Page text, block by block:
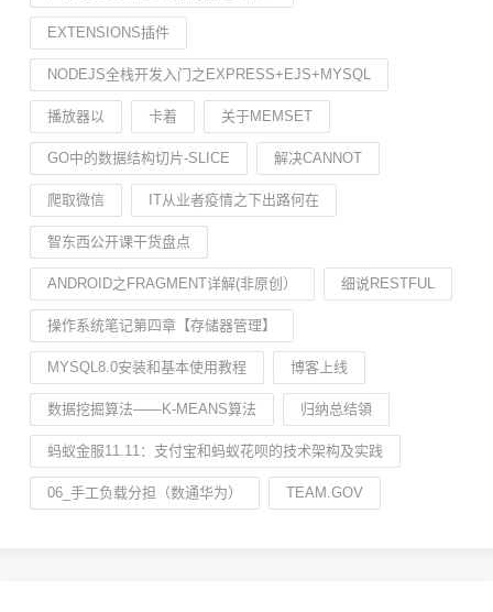
EXTENSIONS插件
NODEJS全栈开发入门之EXPRESS+EJS+MYSQL
播放器以 卡着 关于MEMSET
GO中的数据结构切片-SLICE 解决CANNOT
爬取微信 IT从业者疫情之下出路何在
智东西公开课干货盘点
ANDROID之FRAGMENT详解(非原创） 细说RESTFUL
操作系统笔记第四章【存储器管理】
MYSQL8.0安装和基本使用教程 博客上线
数据挖掘算法——K-MEANS算法 归纳总结領
蚂蚁金服11.11：支付宝和蚂蚁花呗的技术架构及实践
06_手工负载分担（数通华为） TEAM.GOV